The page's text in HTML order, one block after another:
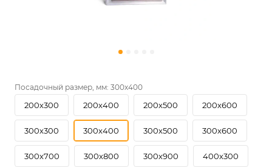
Посадочный размер, мм: 300х400
200х300 200х400 200х500 200х600
300х300 300х400 300х500 300х600
300х700 300х800 300х900 400х300